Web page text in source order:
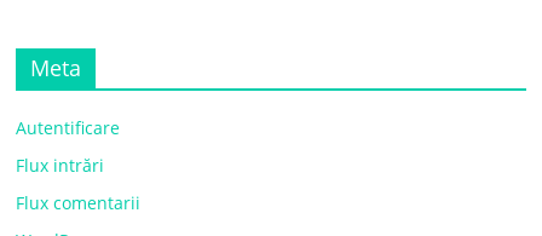
Meta
Autentificare
Flux intrări
Flux comentarii